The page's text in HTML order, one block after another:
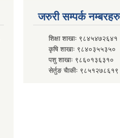
जरुरी सम्पर्क नम्बरहरु
शिक्षा शाखाः ९८४५४७२६४१
कृषि शाखाः ९८४०३५५३५०
पशु शाखाः ९८६०१३६३१०
सेर्तुङ चैाकीः ९८५१२७८६१९